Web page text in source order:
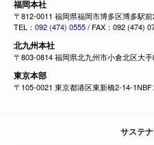
福岡本社
〒812-0011 福岡県福岡市博多区博多駅
TEL： 092 (474) 0555/ FAX：092 (474)
北九州本社
〒803-0814 福岡県北九州市小倉北区大
東京本部
〒105-0021 東京都港区東新橋2-14-
サステ